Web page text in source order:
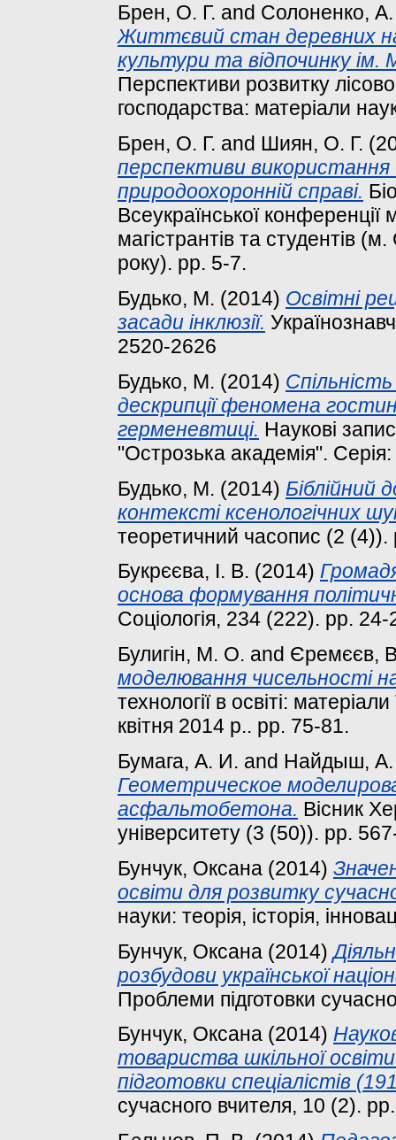
Брен, О. Г. and Солоненко,
Життєвий стан деревних
культури та відпочинку ім.
Перспективи розвитку
господарства: матеріали
Брен, О. Г. and Шиян, О. Г.
перспективи використання
природоохоронній справі.
Всеукраїнської конференції
магістрантів та студентів
року). pp. 5-7.
Будько, М. (2014) Освітні
засади інклюзії.
2520-2626
Будько, М. (2014)
дескрипції феномена
герменевтиці. Наукові
"Острозька академія".
Будько, М. (2014) Біблійний
контексті ксенологічних
теоретичний часопис (2
Букрєєва, І. В. (2014)
основа формування
Соціологія, 234 (222). pp. 24-
Булигін, М. О. and Єремєєв,
моделювання чисельності
технології в освіті:
квітня 2014 р.. pp. 75-81.
Бумага, А. И. and Найдыш,
Геометрическое
асфальтобетона. Вісник
університету (3 (50)). pp.
Бунчук, Оксана (2014)
освіти для розвитку
науки: теорія, історія,
Бунчук, Оксана (2014)
розбудови української
Проблеми підготовки
Бунчук, Оксана (2014)
товариства шкільної
підготовки спеціалістів
сучасного вчителя, 10 (2).